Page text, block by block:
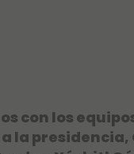
con los
la presidencia,